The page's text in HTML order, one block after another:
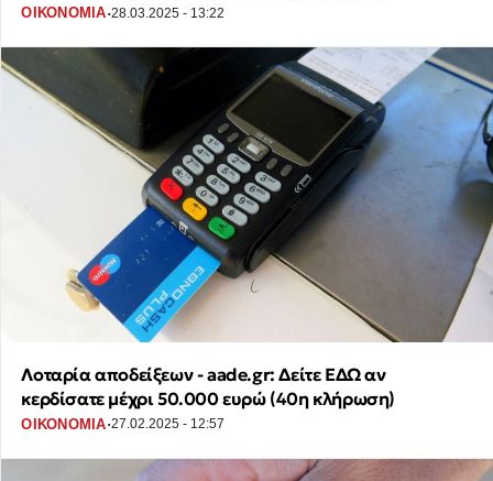
ΟΙΚΟΝΟΜΙΑ·28.03.2025 - 13:22
Λοταρία αποδείξεων - aade.gr: Δείτε ΕΔΩ αν
κερδίσατε μέχρι 50.000 ευρώ (40η κλήρωση)
ΟΙΚΟΝΟΜΙΑ·27.02.2025 - 12:57